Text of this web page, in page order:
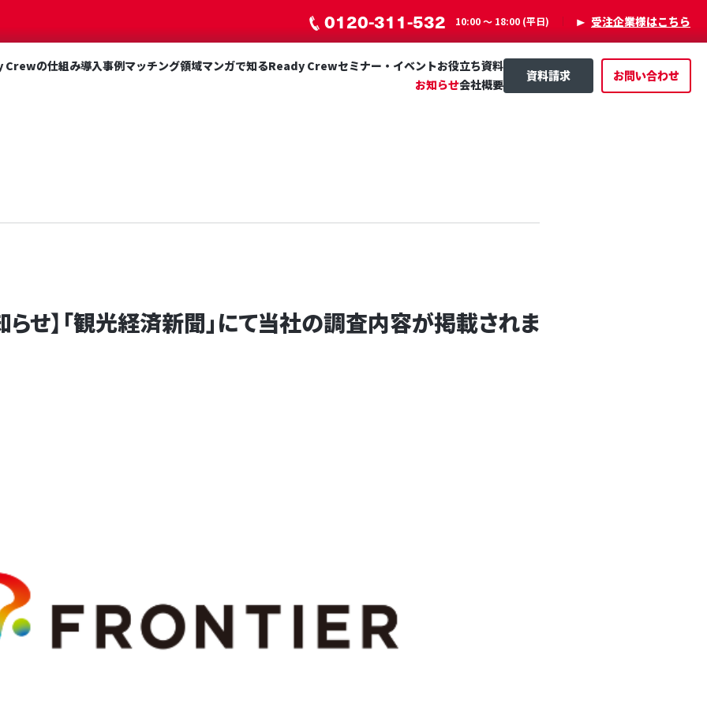
0120-311-532 10:00 〜 18:00 (平日) 受注企業様はこちら
Crewの仕組み導入事例マッチング領域マンガで知るReady Crewセミナー・イベントお役立ち資料
お知らせ会社概要
資料請求 お問い合わせ
らせ】「観光経済新聞」にて当社の調査内容が掲載されま